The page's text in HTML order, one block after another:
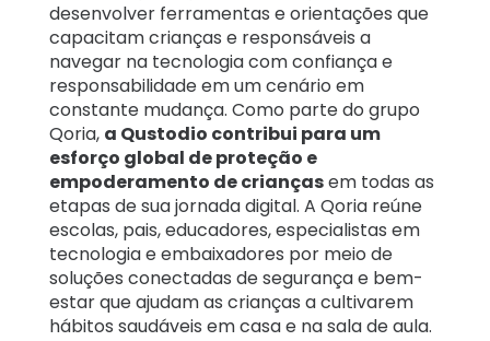
desenvolver ferramentas e orientações que
capacitam crianças e responsáveis ​​a
navegar na tecnologia com confiança e
responsabilidade em um cenário em
constante mudança. Como parte do grupo
Qoria, a Qustodio contribui para um
esforço global de proteção e
empoderamento de criançasem todas as
etapas de sua jornada digital. A Qoria reúne
escolas, pais, educadores, especialistas em
tecnologia e embaixadores por meio de
soluções conectadas de segurança e bem-
estar que ajudam as crianças a cultivarem
hábitos saudáveis em casa e na sala de aula.